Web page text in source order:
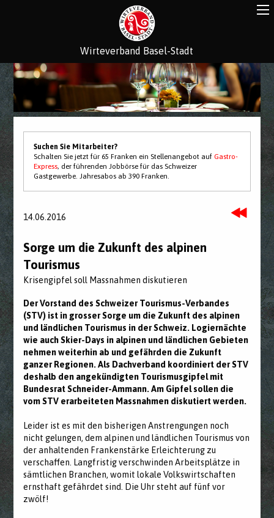
Wirteverband Basel-Stadt
Suchen Sie Mitarbeiter?
Schalten Sie jetzt für 65 Franken ein Stellenangebot aufGastro-
Express, der führenden Jobbörse für das Schweizer
Gastgewerbe. Jahresabos ab 390 Franken.
14.06.2016
Sorge um die Zukunft des alpinen
Tourismus
Krisengipfel soll Massnahmen diskutieren
Der Vorstand des Schweizer Tourismus-Verbandes
(STV) ist in grosser Sorge um die Zukunft des alpinen
und ländlichen Tourismus in der Schweiz. Logiernächte
wie auch Skier-Days in alpinen und ländlichen Gebieten
nehmen weiterhin ab und gefährden die Zukunft
ganzer Regionen. Als Dachverband koordiniert der STV
deshalb den angekündigten Tourismusgipfel mit
Bundesrat Schneider-Ammann. Am Gipfel sollen die
vom STV erarbeiteten Massnahmen diskutiert werden.
Leider ist es mit den bisherigen Anstrengungen noch
nicht gelungen, dem alpinen und ländlichen Tourismus von
der anhaltenden Frankenstärke Erleichterung zu
verschaffen. Langfristig verschwinden Arbeitsplätze in
sämtlichen Branchen, womit lokale Volkswirtschaften
ernsthaft gefährdet sind. Die Uhr steht auf fünf vor
zwölf!